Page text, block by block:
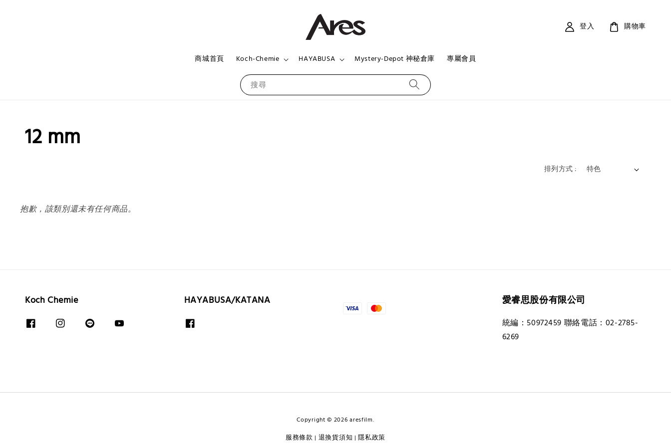
搜尋
商城首頁 Koch-Chemie HAYABUSA Mystery-Depot 神秘倉庫 專屬會員
登入 購物車
12 mm
排列方式 :
抱歉，該類別還未有任何商品。
Koch Chemie HAYABUSA/KATANA 愛睿思股份有限公司
統編：50972459 聯絡電話：02-2785-
6269
Copyright © 2026 aresfilm.
服務條款 | 退換貨須知 |隱私政策